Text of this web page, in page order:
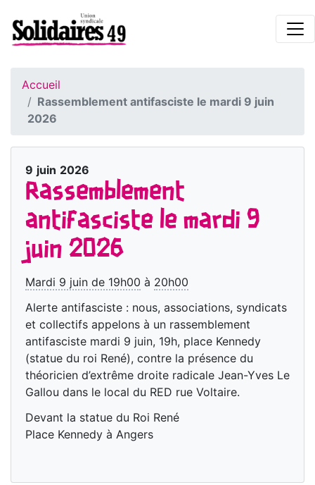
Accueil
Rassemblement antifasciste le mardi 9 juin
2026
9 juin 2026
Rassemblement
antifasciste le mardi 9
juin 2026
Mardi 9 juin de 19h00 à 20h00
Alerte antifasciste : nous, associations, syndicats
et collectifs appelons à un rassemblement
antifasciste mardi 9 juin, 19h, place Kennedy
(statue du roi René), contre la présence du
théoricien d’extrême droite radicale Jean-Yves Le
Gallou dans le local du RED rue Voltaire.
Devant la statue du Roi René
Place Kennedy à Angers